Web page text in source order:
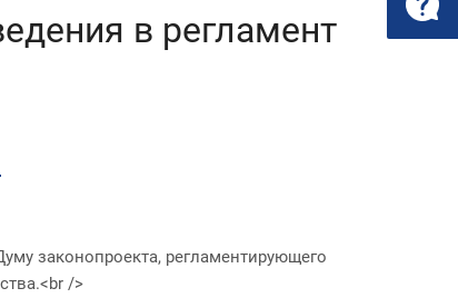
в регламент
законопроекта, регламентирующего
/>